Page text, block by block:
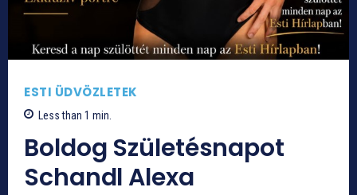
ESTI ÜDVÖZLETEK
Less than 1 min.
Boldog Születésnapot
Schandl Alexa